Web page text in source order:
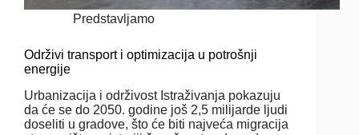
Predstavljamo
Održivi transport i optimizacija u potrošnji
energije
Urbanizacija i održivost Istraživanja pokazuju
da će se do 2050. godine još 2,5 milijarde ljudi
doseliti u gradove, što će biti najveća migracija